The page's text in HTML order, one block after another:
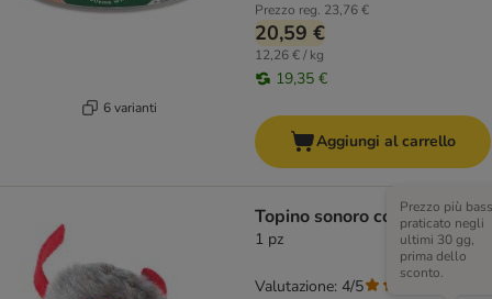
6 varianti
Prezzo reg. 23,76 €
20,59 €
12,26 € / kg
19,35 €
Aggiungi al carrello
Topino sonoro con catnip
1 pz
Prezzo più
praticato negli
ultimi 30 gg,
prima dello
sconto.
Valutazione: 4/5